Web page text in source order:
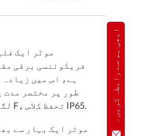
موٹر ایک
فریکوئنسی برقی
ہے، اس میں
طور پر مختصر مدت
لگانے والے آلات کے لیے موزوں ہے۔ موٹر معیاری موصلیت کلاس F، تحفظ کلاس IP65.
موٹر ایک بہار سے
ابھی ہم سے رابطہ کریں۔